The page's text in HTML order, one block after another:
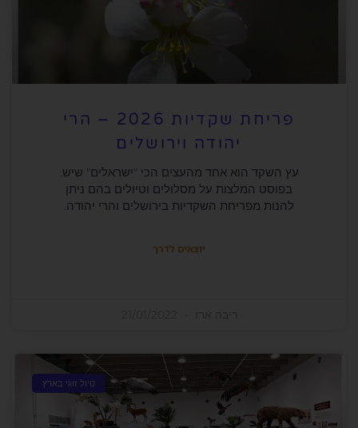
פריחת שקדיות 2026 – הרי
יהודה וירושלים
עץ השקד הוא אחד מהעצים הכי "ישראלים" שיש.
בפוסט המלצות על מסלולים וטיולים בהם ניתן
להנות מפריחת השקדיות בירושלים והרי יהודה.
יוצאים לדרך
טיול זוגי בארץ